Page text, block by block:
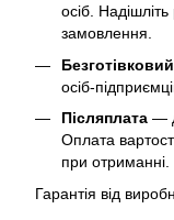
осіб.
замовлення.
осіб-
Післяплата —
Оплата
при отриманні.
Гарантія від